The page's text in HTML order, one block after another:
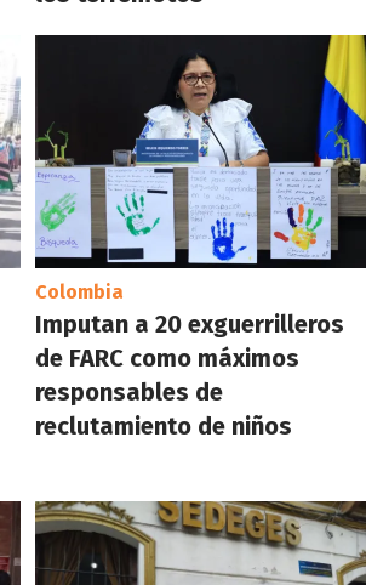
Colombia
Imputan a 20 exguerrilleros
de FARC como máximos
responsables de
reclutamiento de niños